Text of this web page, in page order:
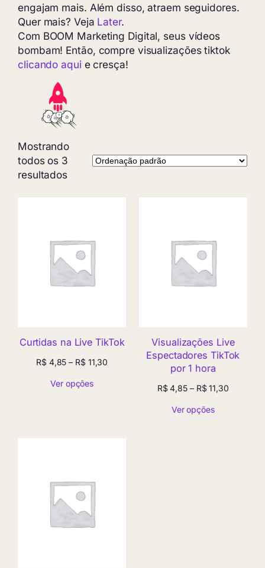
engajam mais. Além disso, atraem seguidores.
Quer mais? Veja Later.
Com BOOM Marketing Digital, seus vídeos
bombam! Então, compre visualizações tiktok
clicando aqui e cresça!
Mostrando
todos os 3
resultados
Curtidas na Live TikTok
R$4,85 – R$11,30
Ver opções
Visualizações Live
Espectadores TikTok
por 1 hora
R$4,85 – R$11,30Faixa
Ver opções